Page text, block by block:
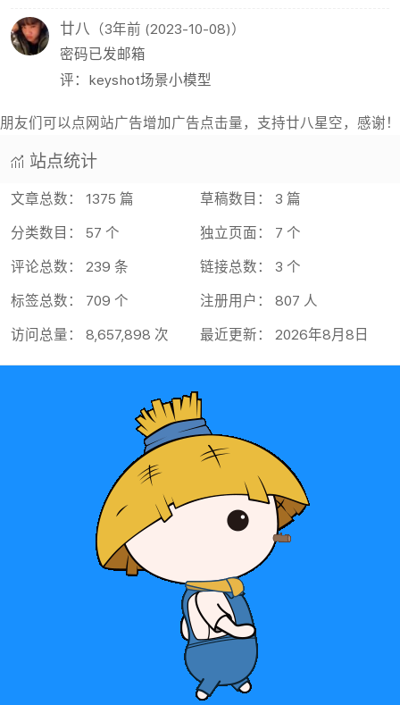
廿八 （3年前 (2023-10-08)）
密码已发邮箱
评：keyshot场景小模型
朋友们可以点网站广告增加广告点击量，支持廿八星空，感谢！
站点统计
文章总数： 1375 篇 草稿数目： 3 篇
分类数目： 57 个 独立页面： 7 个
评论总数： 239 条 链接总数： 3 个
标签总数： 709 个 注册用户： 807 人
访问总量： 8,657,898 次 最近更新： 2026年8月8日